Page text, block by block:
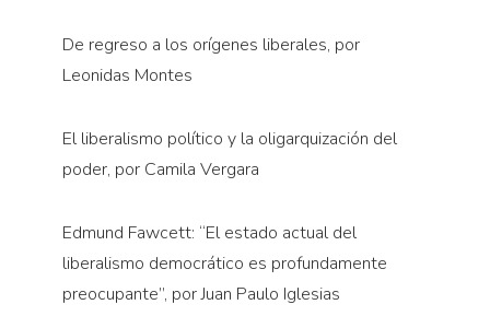
De regreso a los orígenes liberales, por
Leonidas Montes
El liberalismo político y la oligarquización del
poder, por Camila Vergara
Edmund Fawcett: “El estado actual del
liberalismo democrático es profundamente
preocupante”, por Juan Paulo Iglesias